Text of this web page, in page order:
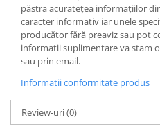
păstra acurateţea informaţiilor
caracter informativ iar unele
producător fără preaviz sau pot
informatii suplimentare va stam
sau prin email.
Informatii conformitate produs
Review-uri(0)